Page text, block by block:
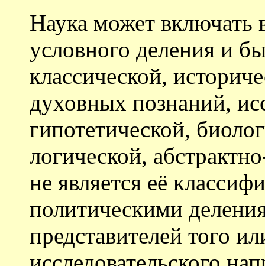
Наука может включать
условного деления и
классической,
духовных познаний,
гипотетической,
логической,
не является её
политическими
представителей того